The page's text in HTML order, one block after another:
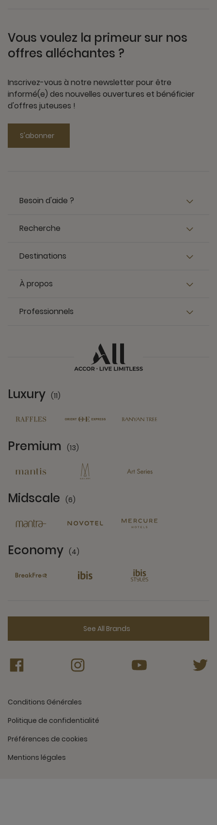
Vous voulez la primeur sur nos
offres alléchantes ?
Inscrivez-vous à notre newsletter pour être
informé(e) des nouvelles ouvertures et bénéficier
d'offres juteuses !
S'abonner
Besoin d'aide ?
Recherche
Destinations
À propos
Professionnels
Luxury (11)
Premium (13)
Midscale (6)
Economy (4)
See All Brands
Conditions Générales
Politique de confidentialité
Préférences de cookies
Mentions légales